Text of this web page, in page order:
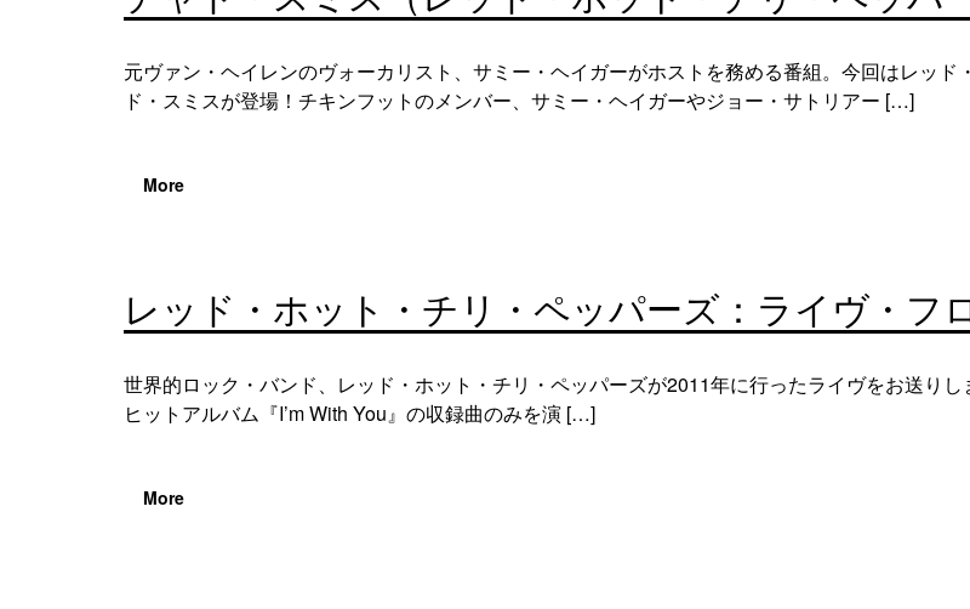
元ヴァン・ヘイレンのヴォーカリスト、サミー・ヘイガーがホストを務める番組。今回はレッ
ド・スミスが登場！チキンフットのメンバー、サミー・ヘイガーやジョー・サトリアー […]
More
レッド・ホット・チリ・ペッパーズ：ライヴ・フ
世界的ロック・バンド、レッド・ホット・チリ・ペッパーズが2011年に行ったライヴをお送り
ヒットアルバム『I’m With You』の収録曲のみを演 […]
More